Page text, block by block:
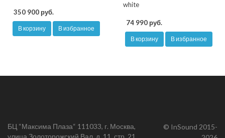
350 900 руб.
В корзину В избранное
white
74 990 руб.
В корзину В избранное
БЦ “Максима Плаза“ 111033, г. Москва,
© InSound 2015-